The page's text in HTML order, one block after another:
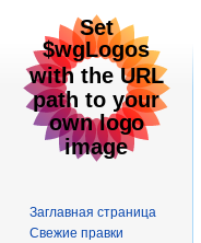
Заглавная страница
Свежие правки